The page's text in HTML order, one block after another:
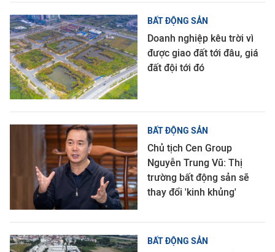
BẤT ĐỘNG SẢN
Doanh nghiệp kêu trời vì
được giao đất tới đâu, giá
đất đội tới đó
BẤT ĐỘNG SẢN
Chủ tịch Cen Group
Nguyễn Trung Vũ: Thị
trường bất động sản sẽ
thay đổi 'kinh khủng'
BẤT ĐỘNG SẢN